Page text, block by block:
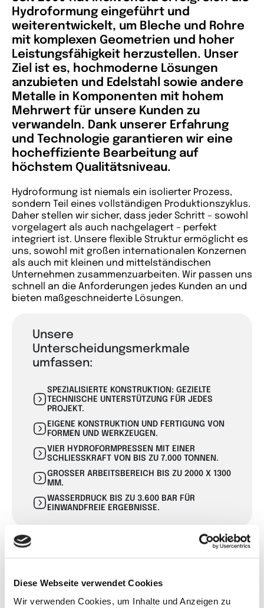
Diese Webseite verwendet Cookies
Wir verwenden Cookies, um Inhalte und Anzeigen zu
Hydroformung eingeführt und
weiterentwickelt, um Bleche und Rohre
mit komplexen Geometrien und hoher
Leistungsfähigkeit herzustellen. Unser
Ziel ist es, hochmoderne Lösungen
anzubieten und Edelstahl sowie andere
Metalle in Komponenten mit hohem
Mehrwert für unsere Kunden zu
verwandeln. Dank unserer Erfahrung
und Technologie garantieren wir eine
hocheffiziente Bearbeitung auf
höchstem Qualitätsniveau.
Hydroformung ist niemals ein isolierter Prozess,
sondern Teil eines vollständigen Produktionszyklus.
Daher stellen wir sicher, dass jeder Schritt – sowohl
vorgelagert als auch nachgelagert – perfekt
integriert ist. Unsere flexible Struktur ermöglicht es
uns, sowohl mit großen internationalen Konzernen
als auch mit kleinen und mittelständischen
Unternehmen zusammenzuarbeiten. Wir passen uns
schnell an die Anforderungen jedes Kunden an und
bieten maßgeschneiderte Lösungen.
Unsere
Unterscheidungsmerkmale
umfassen:
SPEZIALISIERTE KONSTRUKTION: GEZIELTE
TECHNISCHE UNTERSTÜTZUNG FÜR JEDES
PROJEKT.
EIGENE KONSTRUKTION UND FERTIGUNG VON
FORMEN UND WERKZEUGEN.
VIER HYDROFORMPRESSEN MIT EINER
SCHLIESSKRAFT VON BIS ZU 7.000 TONNEN.
GROSSER ARBEITSBEREICH BIS ZU 2000 X 1300 M
M.
WASSERDRUCK BIS ZU 3.600 BAR FÜR
EINWANDFREIE ERGEBNISSE.
Wir arbeiten eng mit
Konstrukteuren zusammen,
um jeden Prozessschritt zu